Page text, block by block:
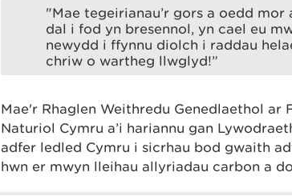
"Mae tegeirianau’r gors a oedd
dal i fod yn bresennol, yn cael eu
newydd i ffynnu diolch i raddau
chriw o wartheg llwglyd!”
Mae'r Rhaglen Weithredu Genedlaethol
Naturiol Cymru a’i hariannu gan
adfer ledled Cymru i sicrhau bod gwaith
hwn er mwyn lleihau allyriadau carbon a